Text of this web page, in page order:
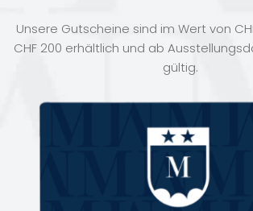
Unsere Gutscheine sind im Wert von
CHF 200 erhältlich und ab
gültig.